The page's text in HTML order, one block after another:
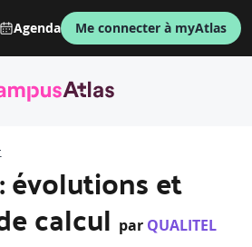
Agenda Me connecter à myAtlas
évolutions et
calcul par QUALITEL